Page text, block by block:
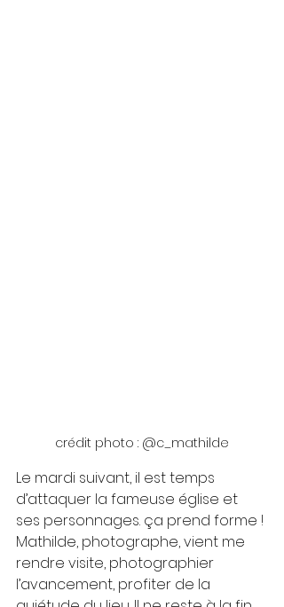
crédit photo : @c_mathilde
Le mardi suivant, il est temps
d’attaquer la fameuse église et
ses personnages. ça prend forme !
Mathilde, photographe, vient me
rendre visite, photographier
l’avancement, profiter de la